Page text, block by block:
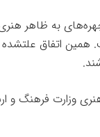
به ظاهر هنری
همین اتفاق